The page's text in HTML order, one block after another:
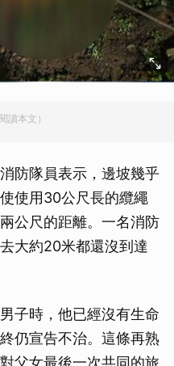
讀本文）
防隊員表示，邊坡幾乎
使用30公尺長的纜繩
公尺的距離。一名消防
大約20米都還沒到達
子時，他已經沒有生命
仍宣告不治。這條再熟
父女最後一次共同的旅